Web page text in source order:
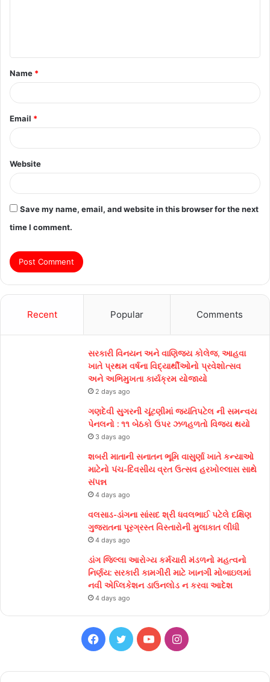
t
*
Name *
Email *
Website
Save my name, email, and website in this browser for the next
time I comment.
Recent Popular Comments
સરકારી વિનયન અને વાણિજ્ય કોલેજ, આહવા
ખાતે પ્રથમ વર્ષના વિદ્યાર્થીઓનો પ્રવેશોત્સવ
અને અભિમુખતા કાર્યક્રમ યોજાયો
2 days ago
ગણદેવી સુગરની ચૂંટણીમાં જયંતિપટેલ ની સમન્વય
પેનલનો : ૧૧ બેઠકો ઉપર ઝળહળતો વિજય થયો
3 days ago
શબરી માતાની સનાતન ભૂમિ વાસુર્ણા ખાતે કન્યાઓ
માટેનો પંચ-દિવસીય વ્રત ઉત્સવ હરખોલ્લાસ સાથે
સંપન્ન
4 days ago
વલસાડ-ડાંગના સાંસદ શ્રી ધવલભાઈ પટેલે દક્ષિણ
ગુજરાતના પૂરગ્રસ્ત વિસ્તારોની મુલાકાત લીધી
4 days ago
ડાંગ જિલ્લા આરોગ્ય કર્મચારી મંડળનો મહત્વનો
નિર્ણય: સરકારી કામગીરી માટે ખાનગી મોબાઇલમાં
નવી એપ્લિકેશન ડાઉનલોડ ન કરવા આદેશ
4 days ago
Facebook
TwitterYouTubeInstagram